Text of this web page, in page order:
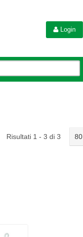
Login
Risultati 1 - 3 di 3 80